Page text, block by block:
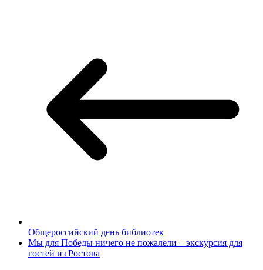
Общероссийский день библиотек
Мы для Победы ничего не пожалели – экскурсия для
гостей из Ростова